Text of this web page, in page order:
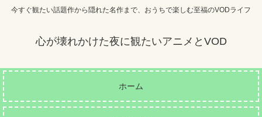
今すぐ観たい話題作から隠れた名作まで、おうちで楽しむ至福のVODライフ
心が壊れかけた夜に観たいアニメとVOD
ホーム